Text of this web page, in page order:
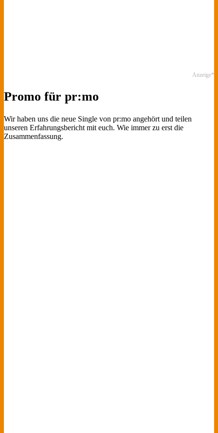
Anzeige*
Promo für pr:mo
Wir haben uns die neue Single von pr:mo angehört und teilen
unseren Erfahrungsbericht mit euch. Wie immer zu erst die
Zusammenfassung.